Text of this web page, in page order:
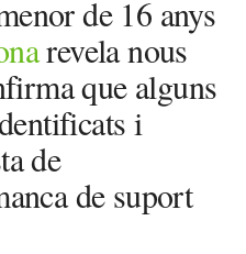
de 16 anys
revela nous
que alguns
i
de
de suport